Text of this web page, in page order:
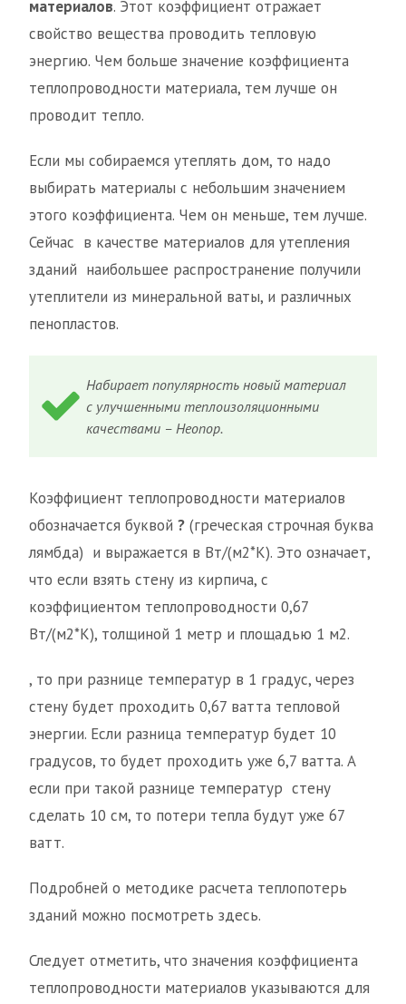
материалов. Этот коэффициент отражает
свойство вещества проводить тепловую
энергию. Чем больше значение коэффициента
теплопроводности материала, тем лучше он
проводит тепло.
Если мы собираемся утеплять дом, то надо
выбирать материалы с небольшим значением
этого коэффициента. Чем он меньше, тем лучше.
Сейчас в качестве материалов для утепления
зданий наибольшее распространение получили
утеплители из минеральной ваты, и различных
пенопластов.
Набирает популярность новый материал
с улучшенными теплоизоляционными
качествами – Неопор.
Коэффициент теплопроводности материалов
обозначается буквой ? (греческая строчная буква
лямбда) и выражается в Вт/(м2*К). Это означает,
что если взять стену из кирпича, с
коэффициентом теплопроводности 0,67
Вт/(м2*К), толщиной 1 метр и площадью 1 м2.
, то при разнице температур в 1 градус, через
стену будет проходить 0,67 ватта тепловой
энергии. Если разница температур будет 10
градусов, то будет проходить уже 6,7 ватта. А
если при такой разнице температур стену
сделать 10 см, то потери тепла будут уже 67
ватт.
Подробней о методике расчета теплопотерь
зданий можно посмотреть здесь.
Следует отметить, что значения коэффициента
теплопроводности материалов указываются для